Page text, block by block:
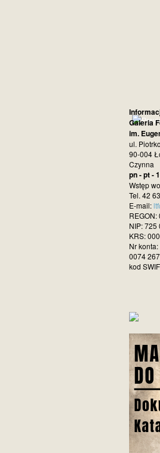
Galeria
im.
ul.
90-004
Czynna
pn - pt -
Wstęp
Tel. 42
E-mail:
NIP: 725
KRS:
Nr
0074
kod